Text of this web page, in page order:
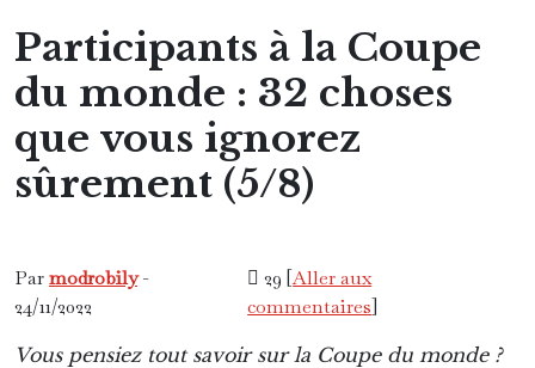
Participants à la Coupe
du monde : 32 choses
que vous ignorez
sûrement (5/8)
Amérique Asie Continent Europe
Pinte 2 Foot
Parmodrobily -
24/11/2022
29 [Aller aux
commentaires]
Vous pensiez tout savoir sur la Coupe du monde ?